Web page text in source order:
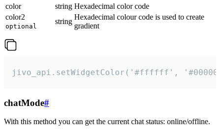
color
string Hexadecimal color code
color2
optional
string
Hexadecimal colour code is used to create
gradient
jivo_api.setWidgetColor('#ffffff',
chatMode#
With this method you can get the current chat status: online/offline.